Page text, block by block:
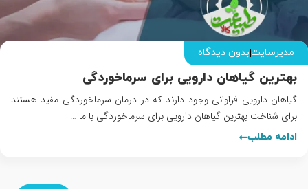
مدیرسایتبدون دیدگاه
بهترین گیاهان دارویی برای سرماخوردگی
گیاهان دارویی فراوانی وجود دارند که در درمان سرماخوردگی مفید هستند
برای شناخت بهترین گیاهان دارویی برای سرماخوردگی با ما …
ادامه مطلب